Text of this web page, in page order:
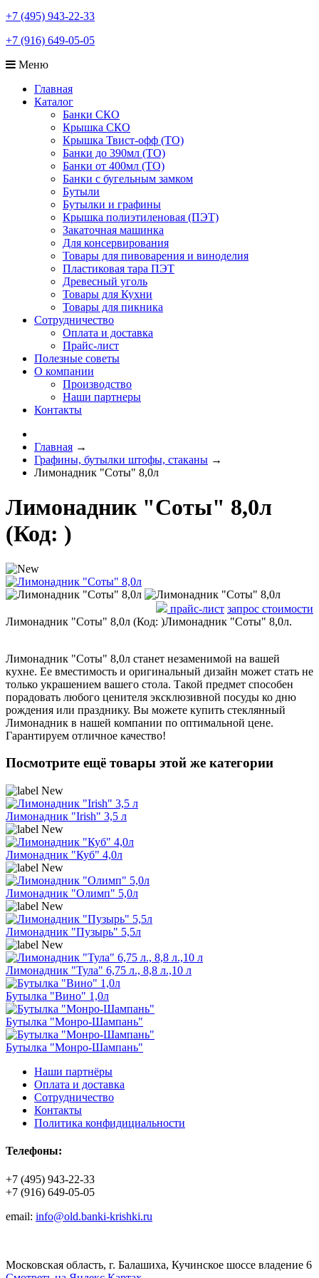
+7 (495) 943-22-33
+7 (916) 649-05-05
Меню
Главная
Каталог
Банки СКО
Крышка СКО
Крышка Твист-офф (ТО)
Банки до 390мл (ТО)
Банки от 400мл (ТО)
Банки с бугельным замком
Бутыли
Бутылки и графины
Крышка полиэтиленовая (ПЭТ)
Закаточная машинка
Для консервирования
Товары для пивоварения и виноделия
Пластиковая тара ПЭТ
Древесный уголь
Товары для Кухни
Товары для пикника
Сотрудничество
Оплата и доставка
Прайс-лист
Полезные советы
О компании
Производство
Наши партнеры
Контакты
Главная →
Графины, бутылки штофы, стаканы →
Лимонадник "Соты" 8,0л
Лимонадник "Соты" 8,0л
(Код: )
прайс-лист запрос стоимости
Лимонадник "Соты" 8,0л (Код: )Лимонадник "Соты" 8,0л.
Лимонадник "Соты" 8,0л станет незаменимой на вашей
кухне. Ее вместимость и оригинальный дизайн может стать не
только украшением вашего стола. Такой предмет способен
порадовать любого ценителя эксклюзивной посуды ко дню
рождения или празднику. Вы можете купить стеклянный
Лимонадник в нашей компании по оптимальной цене.
Гарантируем отличное качество!
Посмотрите ещё товары этой же категории
Лимонадник "Irish" 3,5 л
Лимонадник "Куб" 4,0л
Лимонадник "Олимп" 5,0л
Лимонадник "Пузырь" 5,5л
Лимонадник "Тула" 6,75 л., 8,8 л.,10 л
Бутылка "Вино" 1,0л
Бутылка "Монро-Шампань"
Бутылка "Монро-Шампань"
Наши партнёры
Оплата и доставка
Сотрудничество
Контакты
Политика конфидициальности
Телефоны:
+7 (495) 943-22-33
+7 (916) 649-05-05
email: info@old.banki-krishki.ru
Московская область, г. Балашиха, Кучинское шоссе владение 6